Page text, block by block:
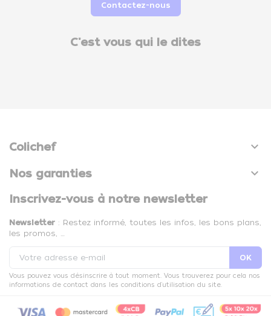
Contactez-nous
C'est vous qui le dites
Colichef 
Nos garanties 
Inscrivez-vous à notre newsletter
Newsletter : Restez informé, toutes les infos, les bons plans,
les promos, …
Vous pouvez vous désinscrire à tout moment. Vous trouverez pour cela nos
informations de contact dans les conditions d'utilisation du site.